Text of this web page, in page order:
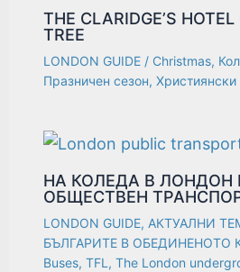
THE CLARIDGE’S
TREE
LONDON GUIDE / Christmas,
Празничен сезон,
НА КОЛЕДА В ЛОНДОН
ОБЩЕСТВЕН
LONDON GUIDE, АКТУАЛНИ
БЪЛГАРИТЕ В ОБЕДИНЕНОТО
Buses,TFL ,The London